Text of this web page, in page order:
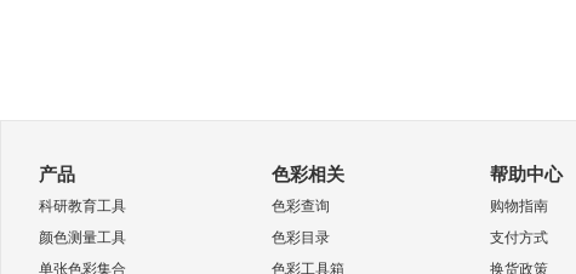
产品
科研教育工具
颜色测量工具
单张色彩集合
色彩相关
色彩查询
色彩目录
色彩工具箱
帮助中心
购物指南
支付方式
换货政策